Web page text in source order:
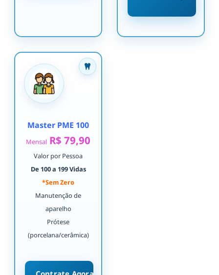
Master PME 100
Mensal R$ 79,90
Valor por Pessoa
De 100 a 199 Vidas
*Sem Zero
Manutenção de
aparelho
Prótese
(porcelana/cerâmica)